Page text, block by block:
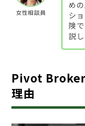
女性相談員
め
シ
険
説し
Pivot
理由